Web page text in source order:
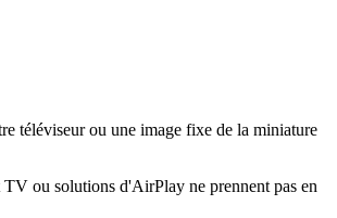
téléviseur ou une image fixe de la miniature
ou solutions d'AirPlay ne prennent pas en